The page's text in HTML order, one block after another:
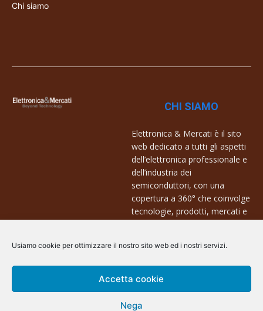
Usiamo cookie per ottimizzare il nostro sito web ed i nostri servizi.
Accetta cookie
Nega
Chi siamo
CHI SIAMO
Elettronica & Mercati è il sito
web dedicato a tutti gli aspetti
dell’elettronica professionale e
dell’industria dei
semiconduttori, con una
copertura a 360° che coinvolge
tecnologie, prodotti, mercati e
Contatti: